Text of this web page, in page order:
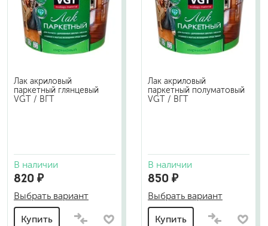
Лак акриловый
паркетный глянцевый
VGT / ВГТ
В наличии
820 ₽
Выбрать вариант
Купить
Лак акриловый
паркетный полуматовый
VGT / ВГТ
В наличии
850 ₽
Выбрать вариант
Купить